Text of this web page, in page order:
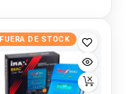
FUERA DE STOCK